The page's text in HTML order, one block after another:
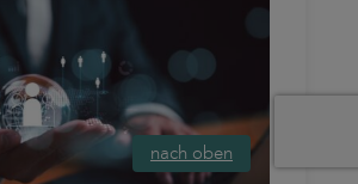
nach oben